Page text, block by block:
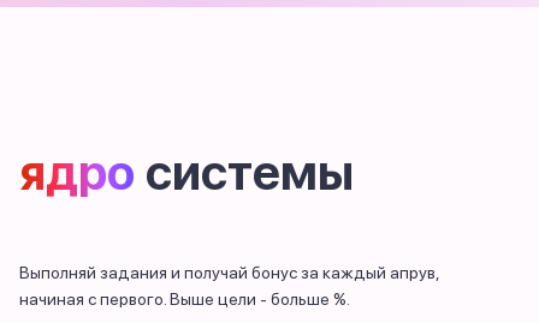
ядро системы
Выполняй задания и получай бонус за каждый апрув,
начиная с первого. Выше цели - больше %.